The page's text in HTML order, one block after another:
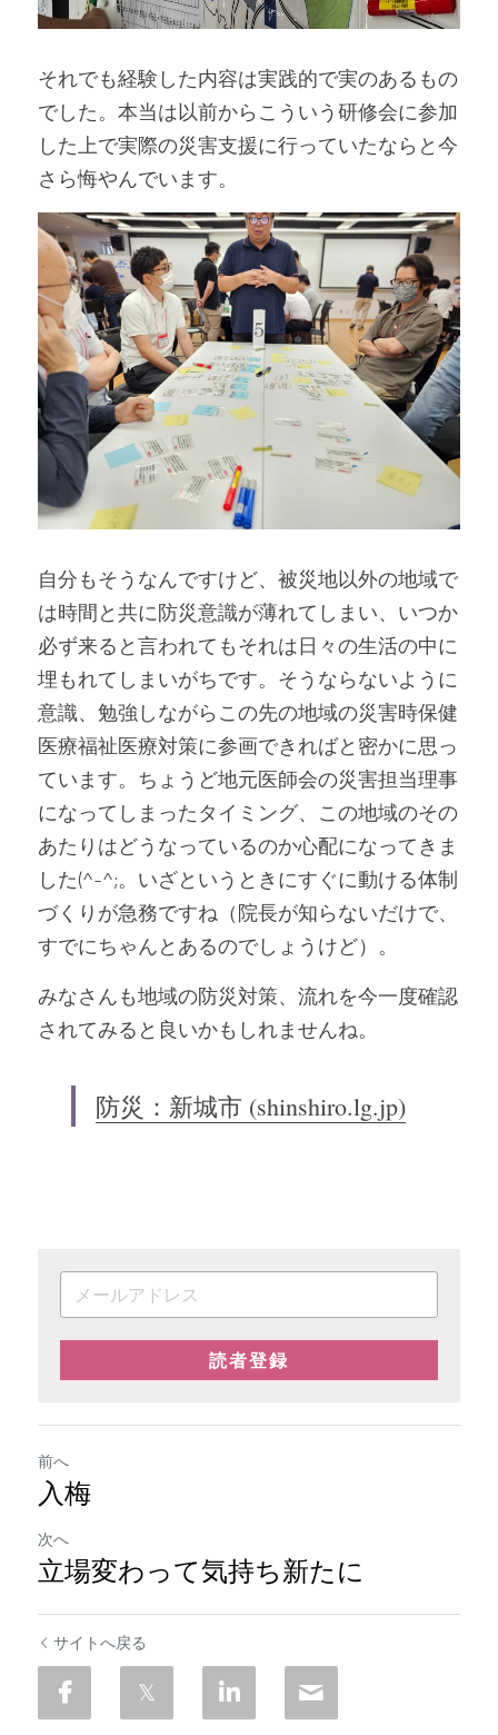
それでも経験した内容は実践的で実のあるもの
でした。本当は以前からこういう研修会に参加
した上で実際の災害支援に行っていたならと今
さら悔やんでいます。
自分もそうなんですけど、被災地以外の地域で
は時間と共に防災意識が薄れてしまい、いつか
必ず来ると言われてもそれは日々の生活の中に
埋もれてしまいがちです。そうならないように
意識、勉強しながらこの先の地域の災害時保健
医療福祉医療対策に参画できればと密かに思っ
ています。ちょうど地元医師会の災害担当理事
になってしまったタイミング、この地域のその
あたりはどうなっているのか心配になってきま
した(^-^;。いざというときにすぐに動ける体制
づくりが急務ですね（院長が知らないだけで、
すでにちゃんとあるのでしょうけど）。
みなさんも地域の防災対策、流れを今一度確認
されてみると良いかもしれませんね。
防災：新城市 (shinshiro.lg.jp)
読者登録
前へ
入梅
次へ
立場変わって気持ち新たに
サイトへ戻る